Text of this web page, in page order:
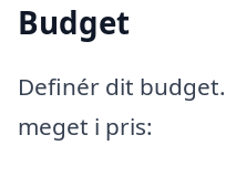
Budget
Definér dit
meget i pris: